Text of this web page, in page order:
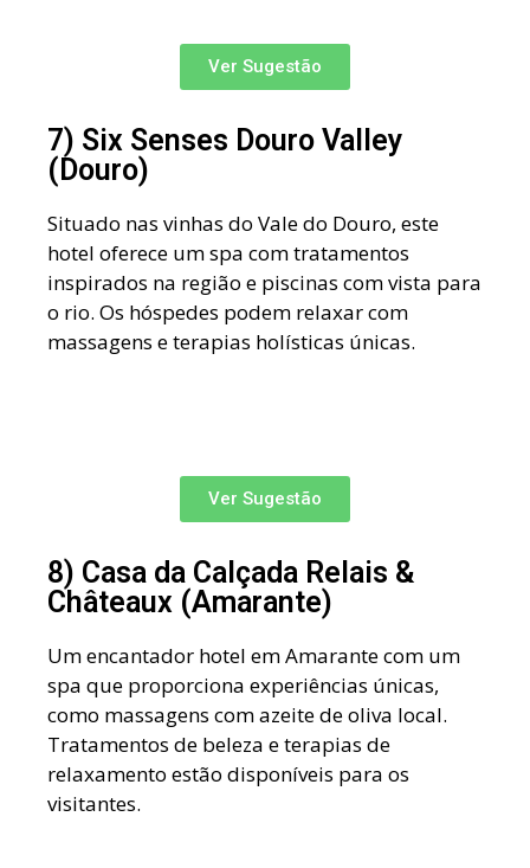
Ver Sugestão
7) Six Senses Douro Valley
(Douro)
Situado nas vinhas do Vale do Douro, este
hotel oferece um spa com tratamentos
inspirados na região e piscinas com vista para
o rio. Os hóspedes podem relaxar com
massagens e terapias holísticas únicas.
Ver Sugestão
8) Casa da Calçada Relais &
Châteaux (Amarante)
Um encantador hotel em Amarante com um
spa que proporciona experiências únicas,
como massagens com azeite de oliva local.
Tratamentos de beleza e terapias de
relaxamento estão disponíveis para os
visitantes.